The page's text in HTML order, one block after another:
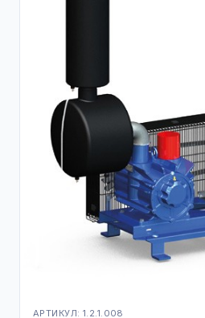
АРТИКУЛ: 1.2.1.008